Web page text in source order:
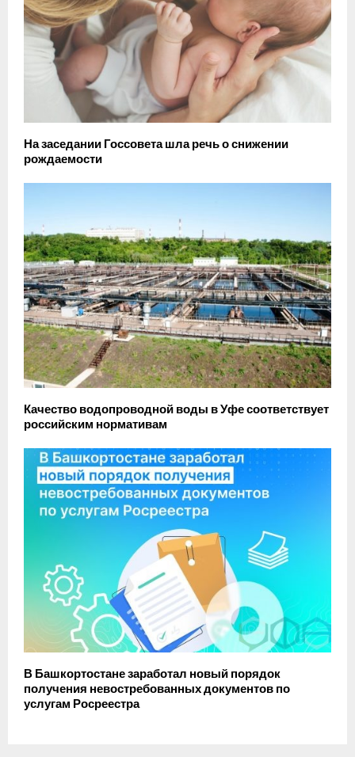
На заседании Госсовета шла речь о снижении
рождаемости
Качество водопроводной воды в Уфе соответствует
российским нормативам
В Башкортостане заработал новый порядок
получения невостребованных документов по
услугам Росреестра